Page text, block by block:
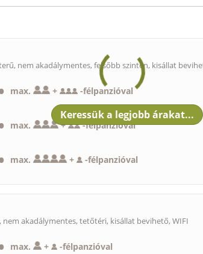
nem akadálymentes, felsőbb szinten, kisállat
max. + -félpanzióval
max. + -félpanzióval
max. + -félpanzióval
nem akadálymentes, tetőtéri, kisállat bevihető, WIFI
max. + -félpanzióval